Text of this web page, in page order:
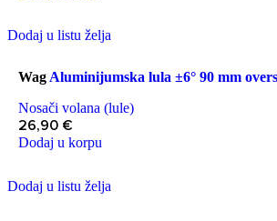
Dodaj u listu želja
Wag Aluminijumska lula ±6° 90 mm
Nosači volana (lule)
26,90 €
Dodaj u korpu
Dodaj u listu želja